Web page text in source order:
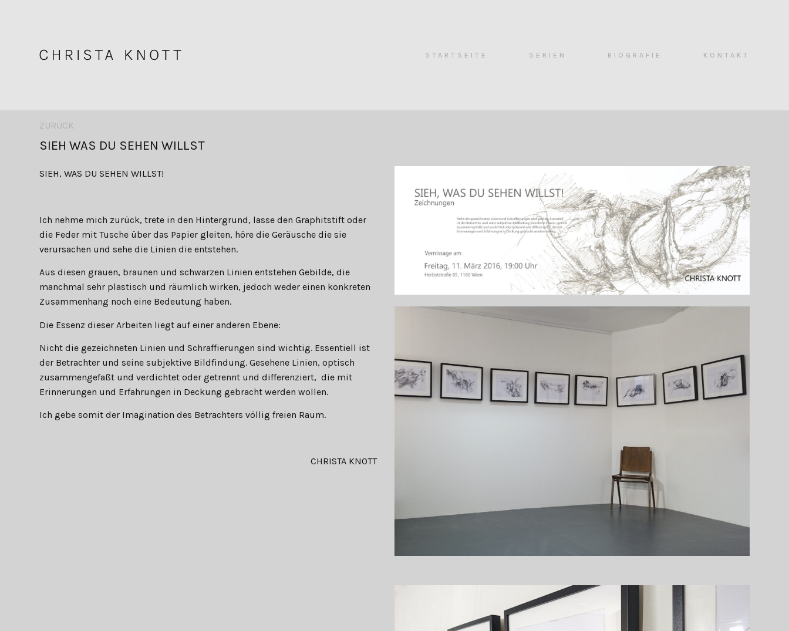
STARTSEITE SERIEN BIOGRAFIE KONTAKT
ZURÜCK
SIEH WAS DU SEHEN WILLST
SIEH, WAS DU SEHEN WILLST!
Ich nehme mich zurück, trete in den Hintergrund, lasse den Graphitstift oder
die Feder mit Tusche über das Papier gleiten, höre die Geräusche die sie
verursachen und sehe die Linien die entstehen.
Aus diesen grauen, braunen und schwarzen Linien entstehen Gebilde, die
manchmal sehr plastisch und räumlich wirken, jedoch weder einen konkreten
Zusammenhang noch eine Bedeutung haben.
Die Essenz dieser Arbeiten liegt auf einer anderen Ebene:
Nicht die gezeichneten Linien und Schraffierungen sind wichtig. Essentiell ist
der Betrachter und seine subjektive Bildfindung. Gesehene Linien, optisch
zusammengefaßt und verdichtet oder getrennt und differenziert, die mit
Erinnerungen und Erfahrungen in Deckung gebracht werden wollen.
Ich gebe somit der Imagination des Betrachters völlig freien Raum.
CHRISTA KNOTT